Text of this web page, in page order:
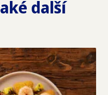
další